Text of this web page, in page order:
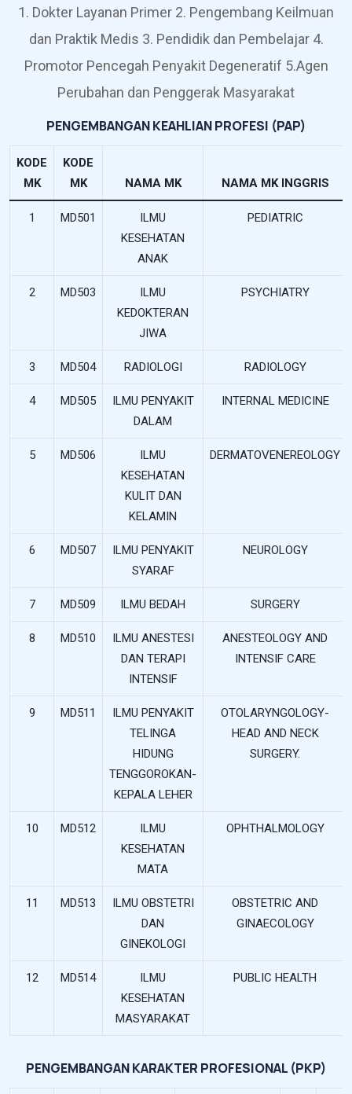
1. Dokter Layanan Primer 2. Pengembang Keilmuan
dan Praktik Medis 3. Pendidik dan Pembelajar 4.
Promotor Pencegah Penyakit Degeneratif 5.Agen
Perubahan dan Penggerak Masyarakat
PENGEMBANGAN KEAHLIAN PROFESI (PAP)
KODE
MK
KODE
MK
NAMA MK NAMA MK INGGRIS
1 MD501
ILMU
KESEHATAN
ANAK
PEDIATRIC
2 MD503
ILMU
KEDOKTERAN
JIWA
PSYCHIATRY
3 MD504 RADIOLOGI RADIOLOGY
4 MD505
ILMU PENYAKIT
DALAM
INTERNAL MEDICINE
5 MD506
ILMU
KESEHATAN
KULIT DAN
KELAMIN
DERMATOVENEREOLOGY
6 MD507
ILMU PENYAKIT
SYARAF
NEUROLOGY
7 MD509 ILMU BEDAH SURGERY
8 MD510
ILMU ANESTESI
DAN TERAPI
INTENSIF
ANESTEOLOGY AND
INTENSIF CARE
9 MD511
ILMU PENYAKIT
TELINGA
HIDUNG
TENGGOROKAN-
KEPALA LEHER
OTOLARYNGOLOGY-
HEAD AND NECK
SURGERY.
10 MD512
ILMU
KESEHATAN
MATA
OPHTHALMOLOGY
11 MD513
ILMU OBSTETRI
DAN
GINEKOLOGI
OBSTETRIC AND
GINAECOLOGY
12 MD514
ILMU
KESEHATAN
MASYARAKAT
PUBLIC HEALTH
PENGEMBANGAN KARAKTER PROFESIONAL (PKP)